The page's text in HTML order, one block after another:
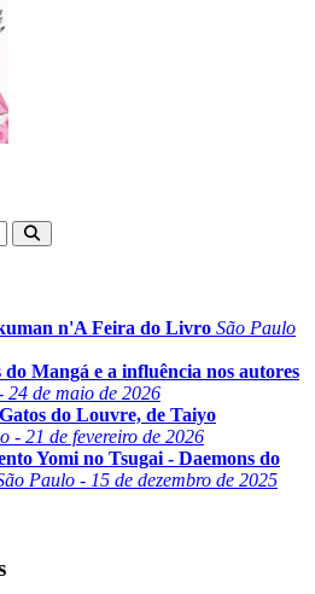
n'A Feira do Livro São Paulo
do Mangá e a influência nos autores
24 de maio de 2026
do Louvre, de Taiyo
- 21 de fevereiro de 2026
Yomi no Tsugai - Daemons do
Paulo - 15 de dezembro de 2025